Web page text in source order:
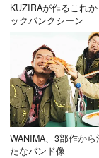
KUZIRAが作るこれ
ックパンクシーン
WANIMA、3部作か
たなバンド像